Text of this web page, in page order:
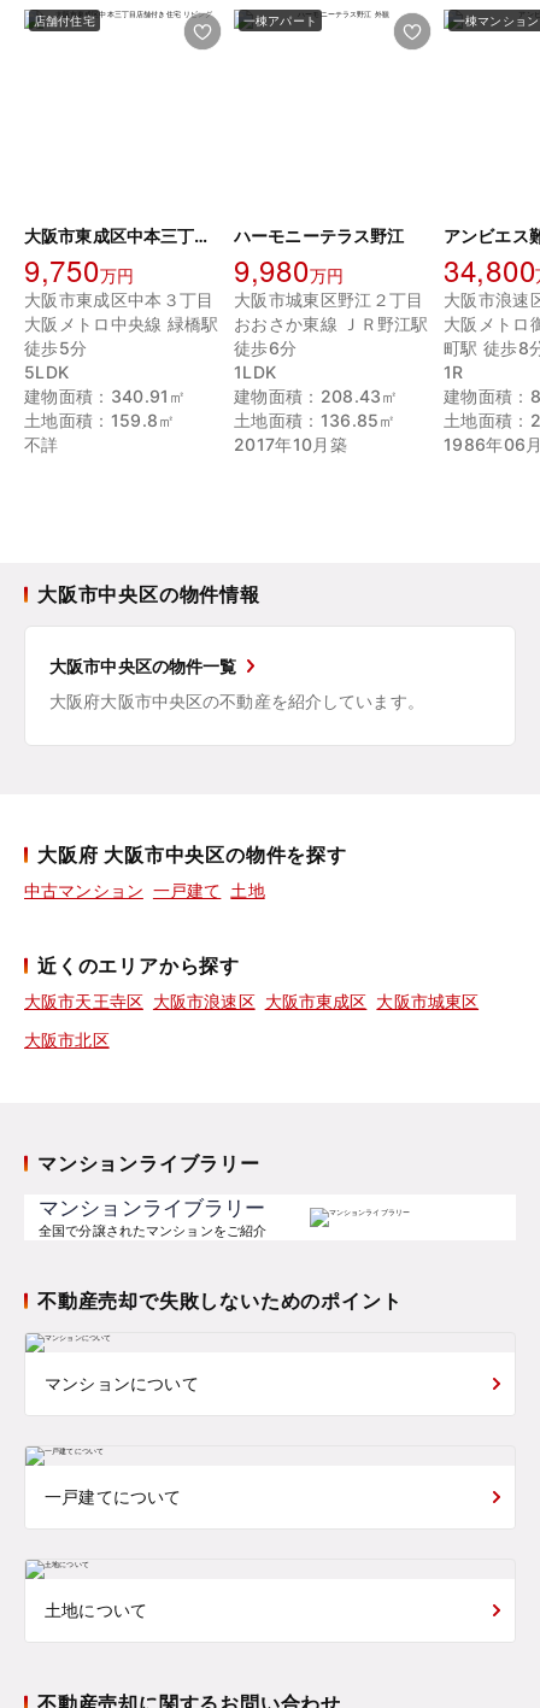
店舗付住宅
大阪市東成区中本三丁目店舗付き住宅
9,750万円
大阪市東成区中本３丁目
大阪メトロ中央線 緑橋駅
徒歩5分
5LDK
建物面積：340.91㎡
土地面積：159.8㎡
不詳
一棟アパート
ハーモニーテラス野江
9,980万円
大阪市城東区野江２丁目
おおさか東線 ＪＲ野江駅
徒歩6分
1LDK
建物面積：208.43㎡
土地面積：136.85㎡
2017年10月築
一棟マンション
アンビエス
34,800
大阪メトロ
町駅 徒歩8
1R
建物面積：
土地面積：
1986年06
大阪市中央区の物件情報
大阪市中央区の物件一覧
大阪府大阪市中央区の不動産を紹介しています。
大阪府 大阪市中央区の物件を探す
中古マンション 一戸建て 土地
近くのエリアから探す
大阪市天王寺区 大阪市浪速区 大阪市東成区 大阪市城東区
大阪市北区
マンションライブラリー
マンションライブラリー
全国で分譲されたマンションをご紹介
不動産売却で失敗しないためのポイント
マンションについて
一戸建てについて
土地について
不動産売却に関するお問い合わせ